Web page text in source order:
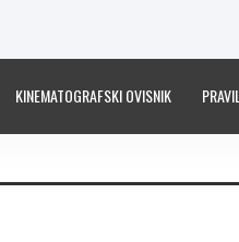
KINEMATOGRAFSKI OVISNIK